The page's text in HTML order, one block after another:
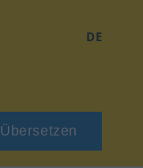
DE
Übersetzen